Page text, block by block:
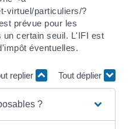
virtuel/particuliers/?
prévue pour les
un certain seuil. L'IFI est
éventuelles.
replier Tout déplier
?